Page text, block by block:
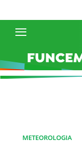
METEOROLOGIA